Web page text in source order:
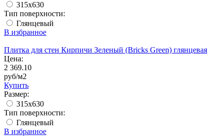
315x630
Тип поверхности:
Глянцевый
В избранное
Плитка для стен Кирпичи Зеленый (Bricks Green) глянцевая
Цена:
2 369.10
руб/м2
Купить
Размер:
315x630
Тип поверхности:
Глянцевый
В избранное